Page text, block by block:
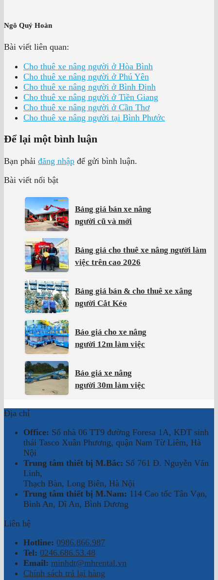
Ngô Quý Hoàn
Bài viết liên quan:
Cho thuê xe nâng người ở Hòa Bình
Cho thuê xe nâng người ở Phú Yên
Cho thuê xe nâng người ở Bình Định
Cho thuê xe nâng người ở Tiền Giang
Cho thuê xe nâng người ở Cần Thơ
Cho thuê xe nâng người tại Bình Phước
Để lại một bình luận
Bạn phải đăng nhập để gửi bình luận.
Bài viết nổi bật
Bảng giá bán xe nâng
người cũ và mới
Bảng giá cho thuê xe nâng người làm
việc trên cao 2026
Bảng giá bán & cho thuê xe xâng
người Cắt Kéo
Báo giá cho xe nâng
người 12m làm việc
Báo giá xe nâng
người 30m làm việc
Địa chỉ
Office: Số nhà 06 TT9 đường Foresa 1A, KĐT sinh
thái Tasco Xuân Phương, quận Nam Từ Liêm, Hà
Nội
Trung tâm thiết bị M.Bắc: Số 761 Đ. Nguyễn Văn
Linh,
Thạch Bàn, Long Biên, Hà Nội
Trung tâm thiết bị M.Nam: 114 Cao tốc Tân Vạn,
Bình An, Dĩ An, Bình Dương
Liên hệ
Hotline: 0986.866.987
Tel: 0246.686.53.48
Email: minhdt@mhrental.vn
Chính sách trả lại hàng